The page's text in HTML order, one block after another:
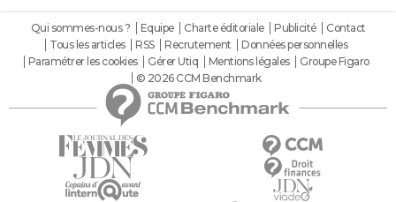
Qui sommes-nous ? Equipe Charte éditoriale Publicité
Contact
Tous les articles
RSS Recrutement
Données personnelles
Paramétrer les cookies
Gérer Utiq Mentions légales
Groupe Figaro
© 2026 CCM Benchmark